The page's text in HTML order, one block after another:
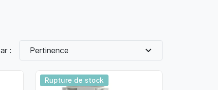
: Pertinence expand_more
Rupture de stock